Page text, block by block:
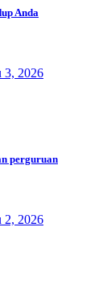
Anda
3, 2026
perguruan
2, 2026